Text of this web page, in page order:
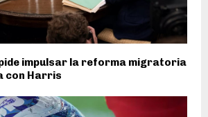
impulsar la reforma migratoria
con Harris